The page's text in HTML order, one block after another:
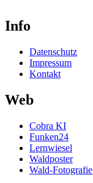
Info
Datenschutz
Impressum
Kontakt
Web
Cobra KI
Funken24
Lernwiesel
Waldposter
Wald-Fotografie